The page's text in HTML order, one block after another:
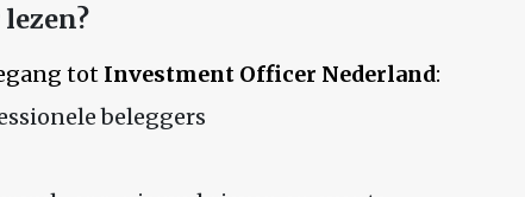
tot Investment Officer Nederland:
beleggers